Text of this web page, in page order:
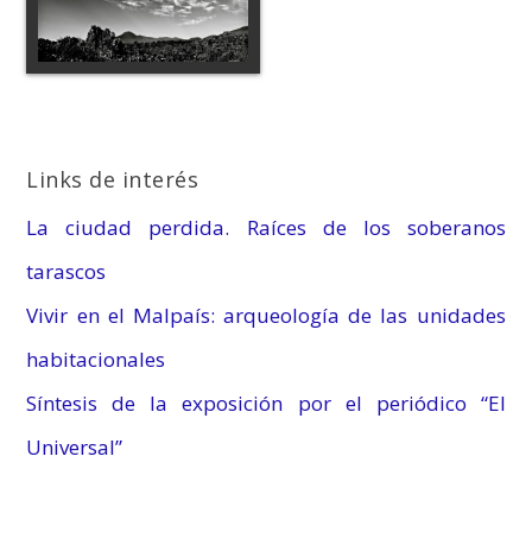
Links de interés
La ciudad perdida. Raíces de los soberanos
tarascos
Vivir en el Malpaís: arqueología de las unidades
habitacionales
Síntesis de la exposición por el periódico “El
Universal”